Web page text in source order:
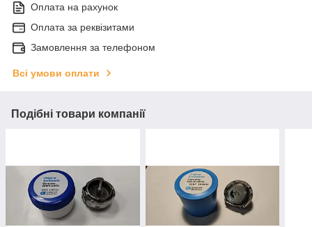
Оплата на рахунок
Оплата за реквізитами
Замовлення за телефоном
Всі умови оплати
Подібні товари компанії